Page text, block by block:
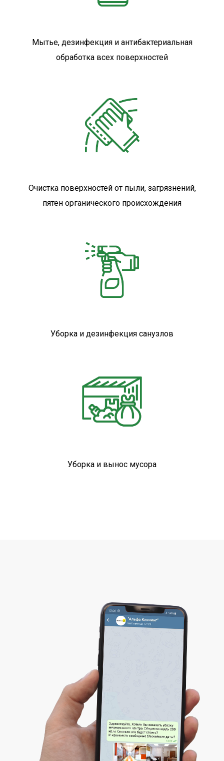
Мытье, дезинфекция и антибактериальная
обработка всех поверхностей
Очистка поверхностей от пыли, загрязнений,
пятен органического происхождения
Уборка и дезинфекция санузлов
Уборка и вынос мусора